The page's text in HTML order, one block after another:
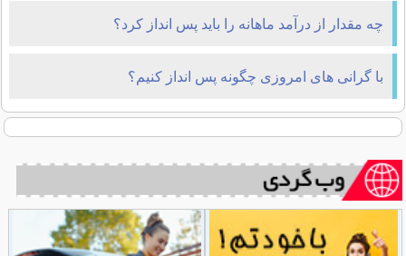
چه مقدار از درآمد ماهانه را باید پس انداز کرد؟
با گرانی های امروزی چگونه پس انداز کنیم؟